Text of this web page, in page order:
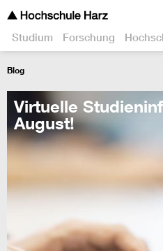
Studium Forschung
Blog
Virtuelle
August!